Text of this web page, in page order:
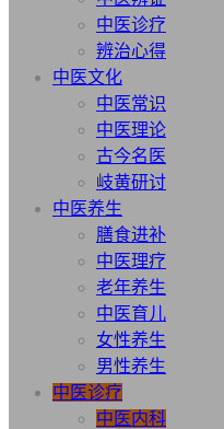
中医诊疗
辨治心得
中医文化
中医常识
中医理论
古今名医
岐黄研讨
中医养生
膳食进补
中医理疗
老年养生
中医育儿
女性养生
男性养生
中医诊疗
中医内科